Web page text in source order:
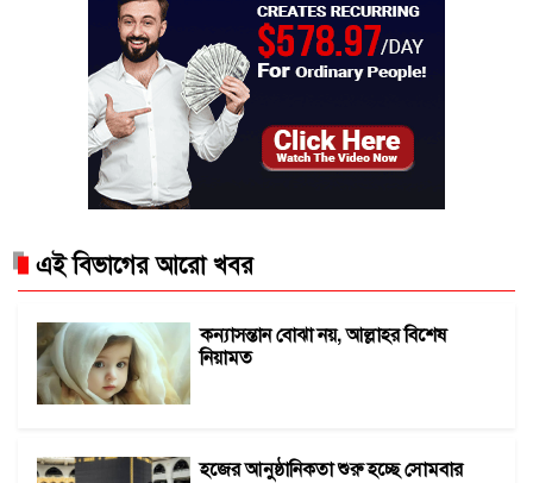
এই বিভাগের আরো খবর
কন্যাসন্তান বোঝা নয়, আল্লাহর বিশেষ
নিয়ামত
হজের আনুষ্ঠানিকতা শুরু হচ্ছে সোমবার